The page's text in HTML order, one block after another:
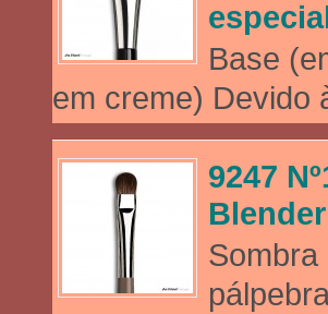
Base
em creme) Devido
9247